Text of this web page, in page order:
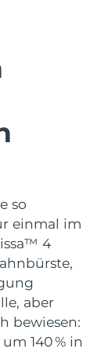
so
einmal im
4
aber
bewiesen:
140 % in
go
device
therapy
toothbrush
Lieferung
Lieferung
09/08/2026
Lieferung
15/08/2026
Lieferung
12/08/2026